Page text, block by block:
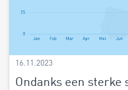
16.11.2023
Ondanks een sterke